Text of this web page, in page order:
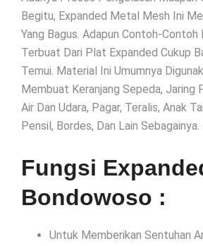
Begitu, Expanded Metal Mesh Ini
Yang Bagus. Adapun Contoh-Contoh
Terbuat Dari Plat Expanded Cukup
Temui. Material Ini Umumnya
Membuat Keranjang Sepeda, Jaring
Air Dan Udara, Pagar, Teralis, Anak
Pensil, Bordes, Dan Lain Sebagainya.
Fungsi
Bondowoso :
Untuk Memberikan Sentuhan